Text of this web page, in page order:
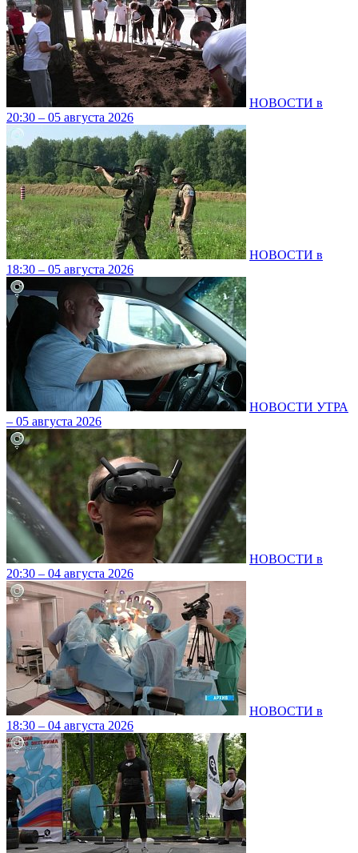
НОВОСТИ в
20:30 – 05 августа 2026
НОВОСТИ в
18:30 – 05 августа 2026
НОВОСТИ УТРА
– 05 августа 2026
НОВОСТИ в
20:30 – 04 августа 2026
НОВОСТИ в
18:30 – 04 августа 2026